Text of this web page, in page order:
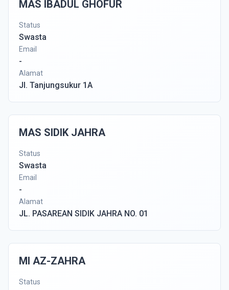
MAS IBADUL GHOFUR
Status
Swasta
Email
-
Alamat
Jl. Tanjungsukur 1A
MAS SIDIK JAHRA
Status
Swasta
Email
-
Alamat
JL. PASAREAN SIDIK JAHRA NO. 01
MI AZ-ZAHRA
Status